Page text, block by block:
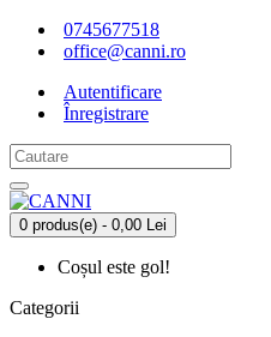
0745677518
office@canni.ro
Autentificare
Înregistrare
0 produs(e) - 0,00 Lei
Coșul este gol!
Categorii